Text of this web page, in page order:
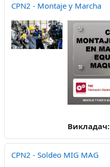
CPN2 - Montaje y Marcha
Викладач:
CPN2 - Soldeo MIG MAG